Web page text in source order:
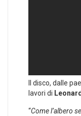
Il disco, dalle
lavori di
“Come l’albero